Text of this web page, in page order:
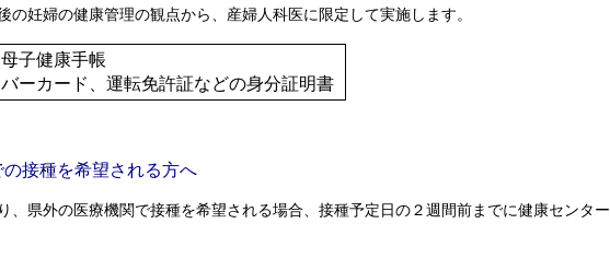
妊婦の健康管理の観点から、産婦人科医に限定して実施します。
子健康手帳
ーカード、運転免許証などの身分証明書
接種を希望される方へ
、県外の医療機関で接種を希望される場合、接種予定日の２週間前までに健康センター